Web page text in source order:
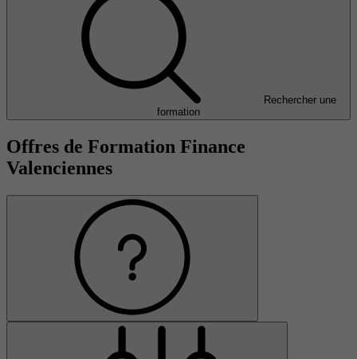
Rechercher une
formation
Offres de Formation Finance
Valenciennes